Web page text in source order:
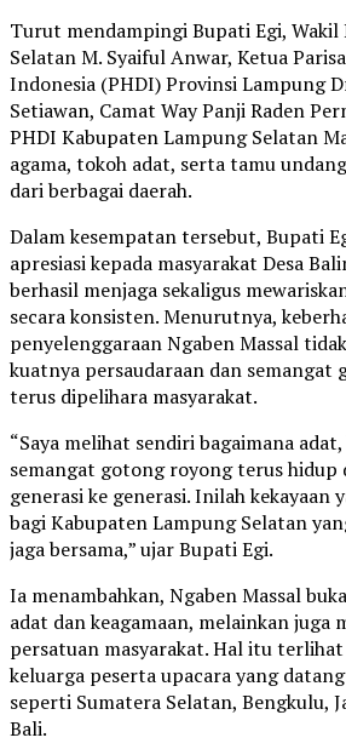
Turut mendampingi Bupati Egi,
Selatan M. Syaiful Anwar, Ketua
Indonesia (PHDI) Provinsi Lampung
Setiawan, Camat Way Panji Raden
PHDI Kabupaten Lampung Selatan
agama, tokoh adat, serta tamu
dari berbagai daerah.
Dalam kesempatan tersebut, Bupati
apresiasi kepada masyarakat Desa
berhasil menjaga sekaligus
secara konsisten. Menurutnya,
penyelenggaraan Ngaben Massal
kuatnya persaudaraan dan semangat
terus dipelihara masyarakat.
“Saya melihat sendiri bagaimana
semangat gotong royong terus hidup
generasi ke generasi. Inilah kekayaan
bagi Kabupaten Lampung Selatan
jaga bersama,” ujar Bupati Egi.
Ia menambahkan, Ngaben Massal
adat dan keagamaan, melainkan juga
persatuan masyarakat. Hal itu
keluarga peserta upacara yang
seperti Sumatera Selatan, Bengkulu,
Bali.